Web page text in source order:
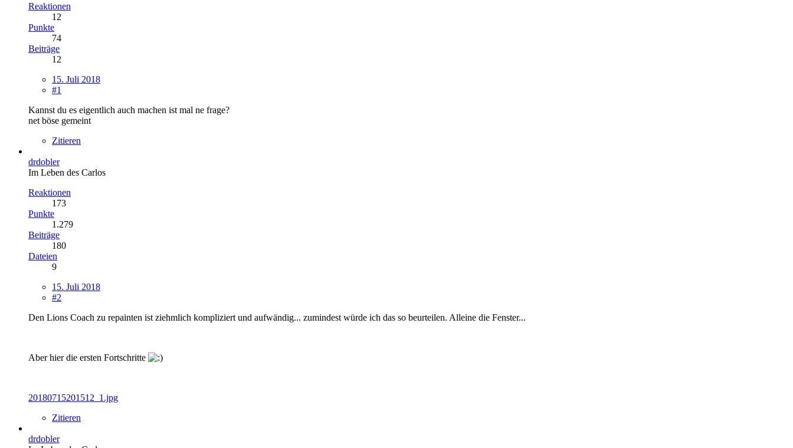
Reaktionen
12
Punkte
74
Beiträge
12
15. Juli 2018
#1
Kannst du es eigentlich auch machen ist mal ne frage?
net böse gemeint
Zitieren
drdobler
Im Leben des Carlos
Reaktionen
173
Punkte
1.279
Beiträge
180
Dateien
9
15. Juli 2018
#2
Den Lions Coach zu repainten ist ziehmlich kompliziert und aufwändig... zumindest würde ich das so beurteilen. Alleine die Fenster...
Aber hier die ersten Fortschritte
20180715201512_1.jpg
Zitieren
drdobler